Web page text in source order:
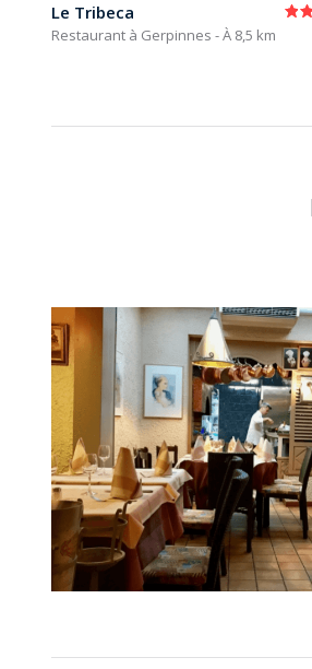
Le Tribeca
Restaurant à Gerpinnes - À 8,5 km